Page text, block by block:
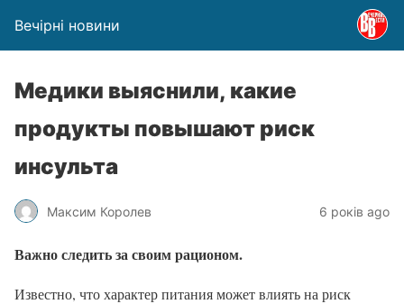
Вечірні новини
Медики выяснили, какие
продукты повышают риск
инсульта
Максим Королев 6 років ago
Важно следить за своим рационом.
Известно, что характер питания может влиять на риск